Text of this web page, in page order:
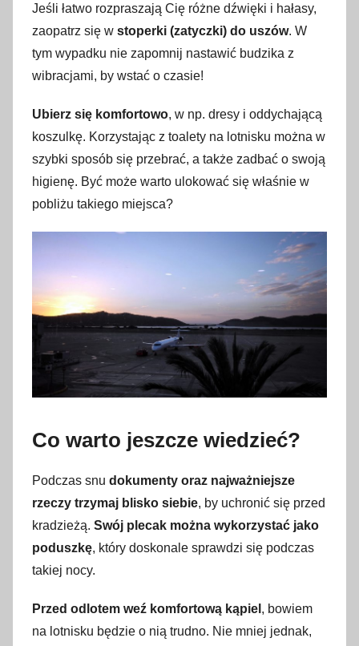
Jeśli łatwo rozpraszają Cię różne dźwięki i hałasy,
zaopatrz się w stoperki (zatyczki) do uszów. W
tym wypadku nie zapomnij nastawić budzika z
wibracjami, by wstać o czasie!
Ubierz się komfortowo, w np. dresy i oddychającą
koszulkę. Korzystając z toalety na lotnisku można w
szybki sposób się przebrać, a także zadbać o swoją
higienę. Być może warto ulokować się właśnie w
pobliżu takiego miejsca?
Co warto jeszcze wiedzieć?
Podczas snu dokumenty oraz najważniejsze
rzeczy trzymaj blisko siebie, by uchronić się przed
kradzieżą. Swój plecak można wykorzystać jako
poduszkę, który doskonale sprawdzi się podczas
takiej nocy.
Przed odlotem weź komfortową kąpiel , bowiem
na lotnisku będzie o nią trudno. Nie mniej jednak,